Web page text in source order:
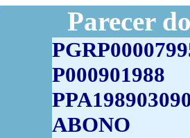
Parecer
P000901988
ABONO